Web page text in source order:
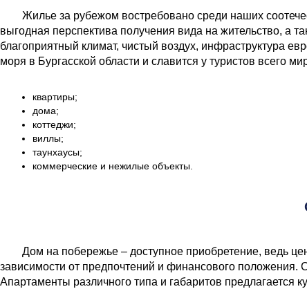
Жилье за рубежом востребовано среди наших
выгодная перспектива получения вида на жительство, а
благоприятный климат, чистый воздух, инфраструктура
моря в Бургасской области и славится у туристов всего
квартиры;
дома;
коттеджи;
виллы;
таунхаусы;
коммерческие и нежилые объекты.
Дом на побережье – доступное приобретение, ведь
зависимости от предпочтений и финансового положения.
Апартаменты различного типа и габаритов предлагается